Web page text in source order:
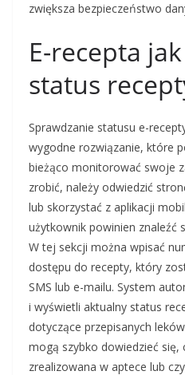
zwiększa bezpieczeństwo
E-recepta
status
Sprawdzanie statusu e-
wygodne rozwiązanie, które
bieżąco monitorować swoje
zrobić, należy odwiedzić
lub skorzystać z aplikacji
użytkownik powinien znaleźć
W tej sekcji można wpisać
dostępu do recepty, który
SMS lub e-mailu. System
i wyświetli aktualny status
dotyczące przepisanych
mogą szybko dowiedzieć się,
zrealizowana w aptece lub